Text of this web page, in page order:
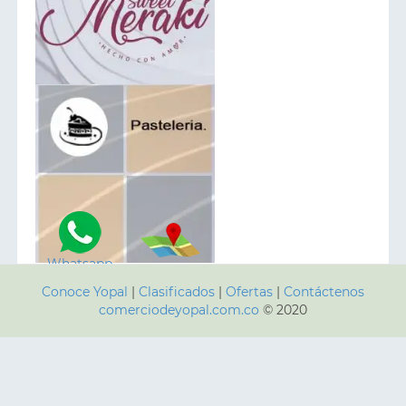
Whatsapp
ver Mapa
Conoce Yopal Clasificados Ofertas
Contáctenos
comerciodeyopal.com.co © 2020